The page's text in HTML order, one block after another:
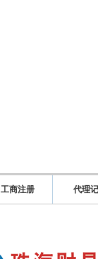
工商注册 代理